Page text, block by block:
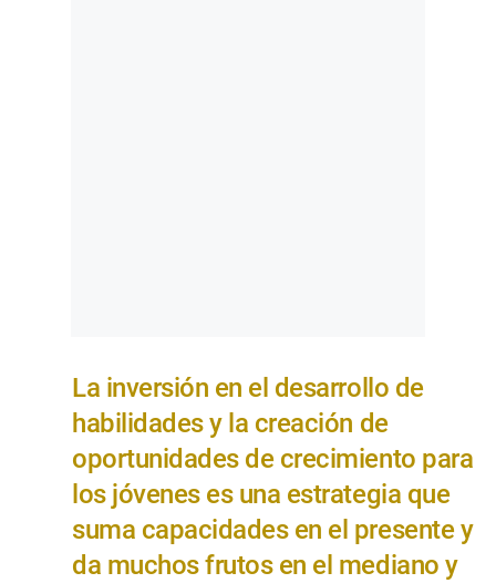
La inversión en el desarrollo de
habilidades y la creación de
oportunidades de crecimiento para
los jóvenes es una estrategia que
suma capacidades en el presente y
da muchos frutos en el mediano y